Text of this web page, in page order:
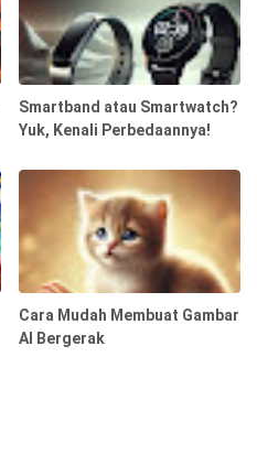
Smartband atau Smartwatch?
Yuk, Kenali Perbedaannya!
Cara Mudah Membuat Gambar
AI Bergerak